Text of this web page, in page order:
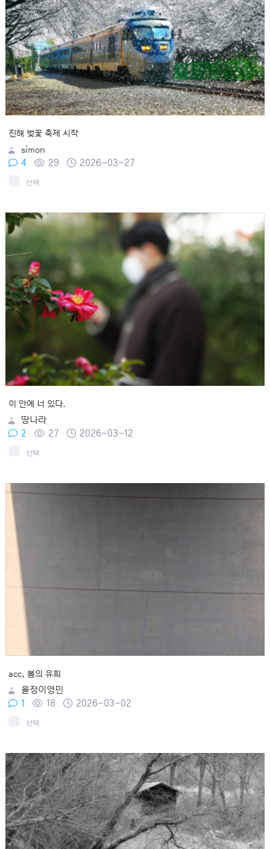
진해 벚꽃 축제 시작
simon
4
29 2026-03-27
선택
이 안에 너 있다.
땅나라
2
27 2026-03-12
선택
acc, 봄의 유희
율정이영민
1
18 2026-03-02
선택